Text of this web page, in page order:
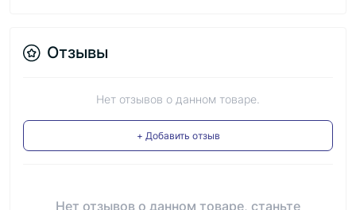
Отзывы
Нет отзывов о данном товаре.
+ Добавить отзыв
Нет отзывов о данном товаре, станьте